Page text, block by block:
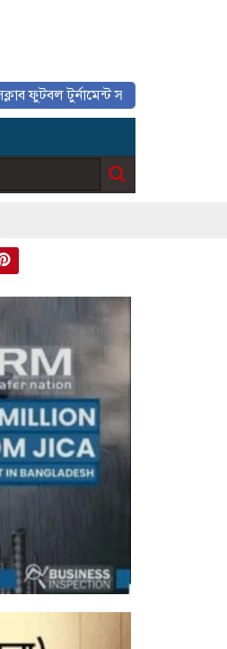
টুর্নামেন্ট সমাপ্ত, প্রিন্ট ও ইলেকট্রনিক